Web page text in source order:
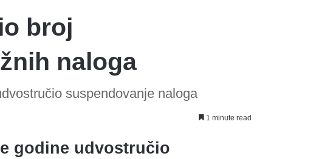
broj
naloga
suspendovanje naloga
1 minute read
godine udvostručio